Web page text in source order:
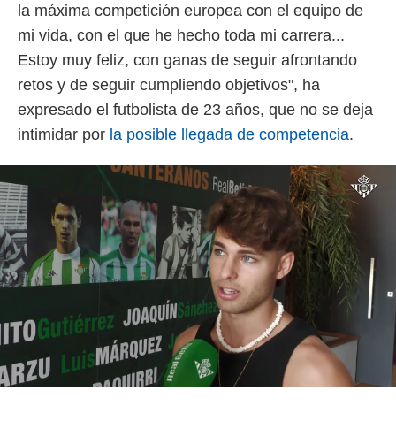
la máxima competición europea con el equipo de
mi vida, con el que he hecho toda mi carrera...
Estoy muy feliz, con ganas de seguir afrontando
retos y de seguir cumpliendo objetivos", ha
expresado el futbolista de 23 años, que no se deja
intimidar por la posible llegada de competencia.